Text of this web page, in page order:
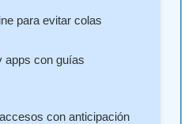
para evitar colas
apps con guías
con anticipación